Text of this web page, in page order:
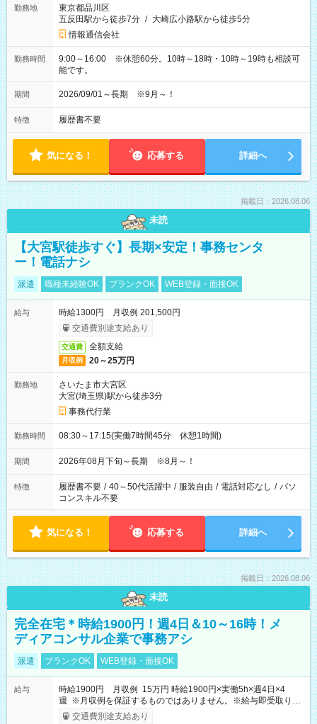
勤務地
東京都品川区
五反田駅から徒歩7分 / 大崎広小路駅から徒歩5分
情報通信会社
勤務時間
9:00～16:00 ※休憩60分。10時～18時・10時～19時も相談可
能です。
期間 2026/09/01～長期 ※9月～！
特徴 履歴書不要
気になる！ 応募する 詳細へ
掲載日：2026.08.06
未読
【大宮駅徒歩すぐ】長期×安定！事務センタ
ー！電話ナシ
派遣 職種未経験OK ブランクOK WEB登録・面接OK
給与
時給1300円 月収例 201,500円
交通費別途支給あり
交通費 全額支給
月収例 20～25万円
勤務地
さいたま市大宮区
大宮(埼玉県)駅から徒歩3分
事務代行業
勤務時間 08:30～17:15(実働7時間45分 休憩1時間)
期間 2026年08月下旬～長期 ※8月～！
特徴 履歴書不要 / 40～50代活躍中 / 服装自由 / 電話対応なし / パソ
コンスキル不要
気になる！ 応募する 詳細へ
掲載日：2026.08.06
未読
完全在宅＊時給1900円！週4日＆10～16時！メ
ディアコンサル企業で事務アシ
派遣 ブランクOK WEB登録・面接OK
給与
時給1900円 月収例 15万円 時給1900円×実働5h×週4日×4
週 ※月収例を保証するものではありません。※給与即受取りサ
ービス利用可（利用条件有）
交通費別途支給あり